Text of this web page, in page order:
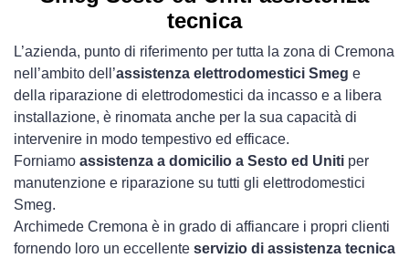
tecnica
L’azienda, punto di riferimento per tutta la zona di Cremona
nell’ambito dell’assistenza elettrodomestici Smeg e
della riparazione di elettrodomestici da incasso e a libera
installazione, è rinomata anche per la sua capacità di
intervenire in modo tempestivo ed efficace.
Forniamo assistenza a domicilio a Sesto ed Uniti per
manutenzione e riparazione su tutti gli elettrodomestici
Smeg.
Archimede Cremona è in grado di affiancare i propri clienti
fornendo loro un eccellente servizio di assistenza tecnica